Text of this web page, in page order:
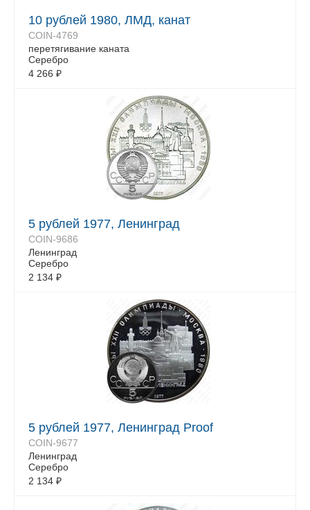
10 рублей 1980, ЛМД, канат
COIN-4769
перетягивание каната
Серебро
4 266 ₽
5 рублей 1977, Ленинград
COIN-9686
Ленинград
Серебро
2 134 ₽
5 рублей 1977, Ленинград Proof
COIN-9677
Ленинград
Серебро
2 134 ₽